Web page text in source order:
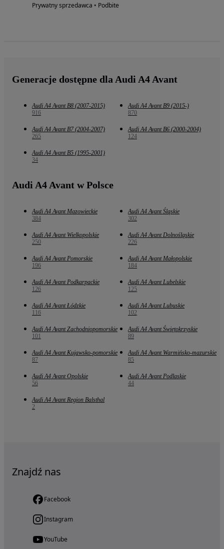
Prywatny sprzedawca • Podbite
Generacje dostępne dla Audi A4 Avant
Audi A4 Avant B8 (2007-2015)
916
Audi A4 Avant B9 (2015-)
870
Audi A4 Avant B7 (2004-2007)
265
Audi A4 Avant B6 (2000-2004)
124
Audi A4 Avant B5 (1995-2001)
34
Audi A4 Avant w Polsce
Audi A4 Avant Mazowieckie
384
Audi A4 Avant Śląskie
302
Audi A4 Avant Wielkopolskie
250
Audi A4 Avant Dolnośląskie
226
Audi A4 Avant Pomorskie
196
Audi A4 Avant Małopolskie
184
Audi A4 Avant Podkarpackie
126
Audi A4 Avant Lubelskie
125
Audi A4 Avant Łódzkie
116
Audi A4 Avant Lubuskie
102
Audi A4 Avant Zachodniopomorskie
101
Audi A4 Avant Świętokrzyskie
89
Audi A4 Avant Kujawsko-pomorskie
87
Audi A4 Avant Warmińsko-mazurskie
85
Audi A4 Avant Opolskie
56
Audi A4 Avant Podlaskie
44
Audi A4 Avant Region Balsthal
2
Znajdź nas
Facebook
Instagram
YouTube